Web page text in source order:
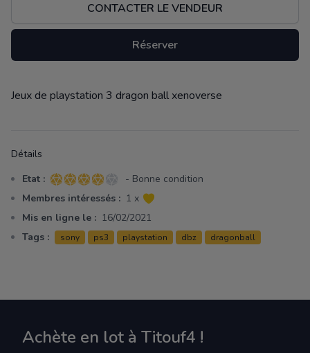
CONTACTER LE VENDEUR
Réserver
Description
Jeux de playstation 3 dragon ball xenoverse
Détails
Etat : 4 sur 5 étoiles
- Bonne condition
Membres intéressés : 1 x
Mis en ligne le : 16/02/2021
Tags :
sony ps3 playstation dbz dragonball
Achète en lot à Titouf4 !